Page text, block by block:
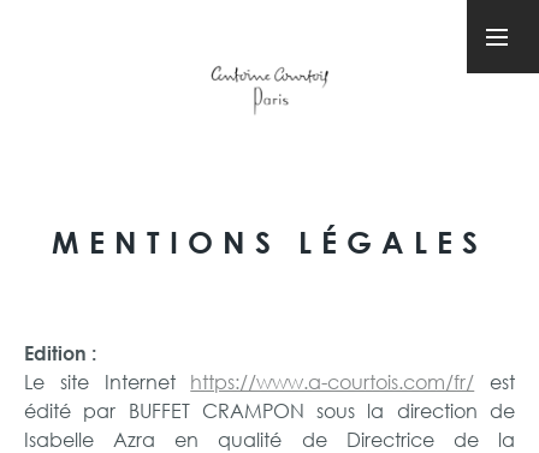
MENTIONS LÉGALES
Edition :
Le site Internet https://www.a-courtois.com/fr/ est
édité par BUFFET CRAMPON sous la direction de
Isabelle Azra en qualité de Directrice de la